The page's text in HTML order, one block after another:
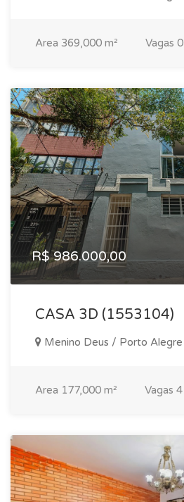
Area 369,000 m² Vagas 0
R$ 986.000,00
CASA 3D (1553104)
Menino Deus / Porto Alegre
Area 177,000 m² Vagas 4